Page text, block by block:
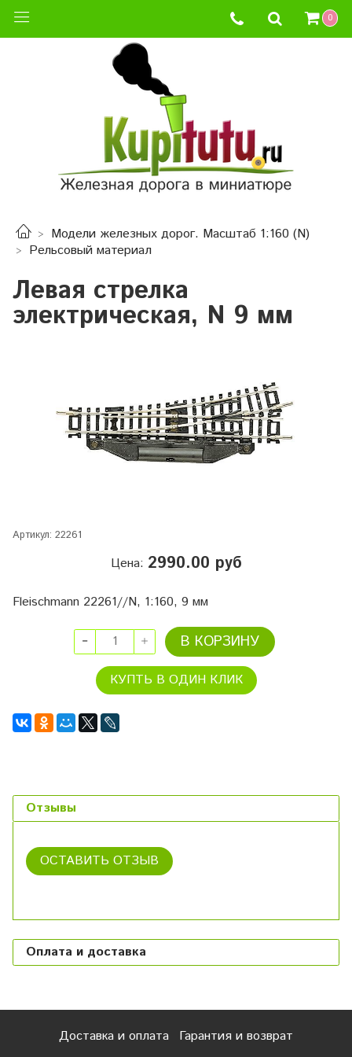
0
Модели железных дорог. Масштаб 1:160 (N)
Рельсовый материал
Левая стрелка
электрическая, N 9 мм
Артикул: 22261
Цена: 2990.00 руб
Fleischmann 22261//N, 1:160, 9 мм
В КОРЗИНУ
КУПТЬ В ОДИН КЛИК
Отзывы
ОСТАВИТЬ ОТЗЫВ
Оплата и доставка
Доставка и оплата
Гарантия и возврат